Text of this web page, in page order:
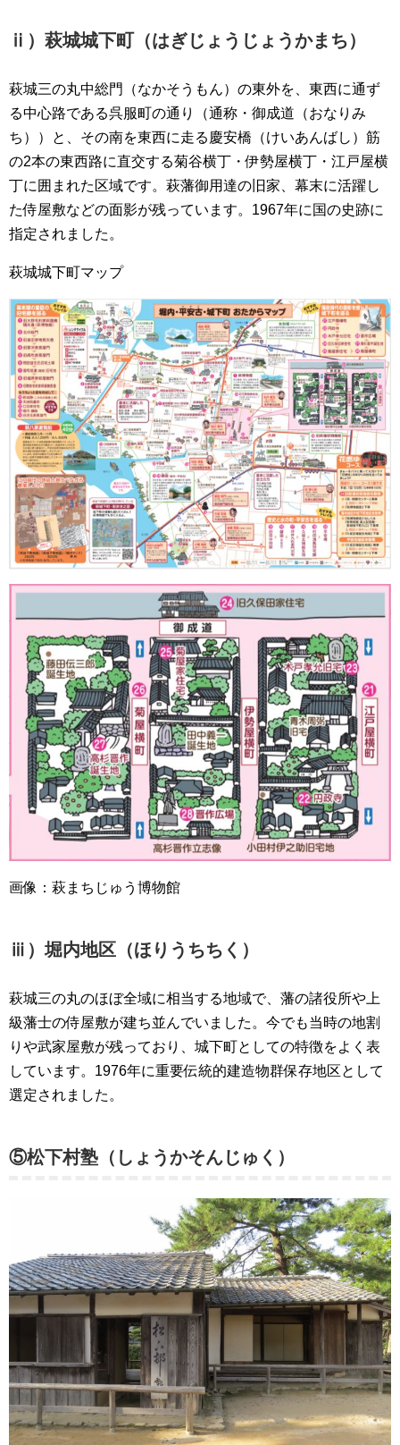
ⅱ）萩城城下町（はぎじょうじょうかまち）
萩城三の丸中総門（なかそうもん）の東外を、東西に通ず
る中心路である呉服町の通り（通称・御成道（おなりみ
ち））と、その南を東西に走る慶安橋（けいあんばし）筋
の2本の東西路に直交する菊谷横丁・伊勢屋横丁・江戸屋横
丁に囲まれた区域です。萩藩御用達の旧家、幕末に活躍し
た侍屋敷などの面影が残っています。1967年に国の史跡に
指定されました。
萩城城下町マップ
画像：萩まちじゅう博物館
ⅲ）堀内地区（ほりうちちく）
萩城三の丸のほぼ全域に相当する地域で、藩の諸役所や上
級藩士の侍屋敷が建ち並んでいました。今でも当時の地割
りや武家屋敷が残っており、城下町としての特徴をよく表
しています。1976年に重要伝統的建造物群保存地区として
選定されました。
⑤松下村塾（しょうかそんじゅく）